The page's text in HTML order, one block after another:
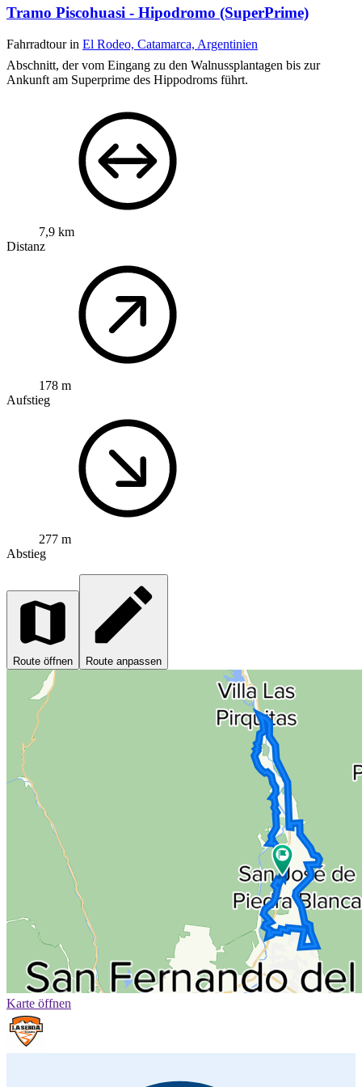
Tramo Piscohuasi - Hipodromo (SuperPrime)
Fahrradtour in El Rodeo, Catamarca, Argentinien
Abschnitt, der vom Eingang zu den Walnussplantagen bis zur
Ankunft am Superprime des Hippodroms führt.
7,9 km
Distanz
178 m
Aufstieg
277 m
Abstieg
Route öffnen Route anpassen
Karte öffnen